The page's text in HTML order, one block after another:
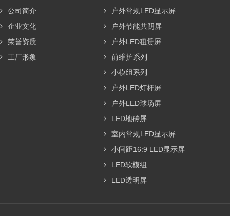
公司简介
企业文化
荣誉资质
工厂形象
户外常规LED显示屏
户外节能共阴屏
户外LED租赁屏
前维护系列
小模组系列
户外LED灯杆屏
户外LED球场屏
LED地砖屏
室内常规LED显示屏
小间距16:9 LED显示屏
LED软模组
LED透明屏